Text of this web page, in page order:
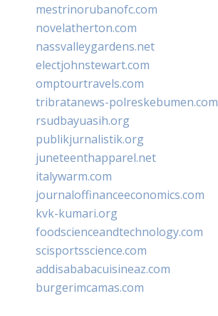
mestrinorubanofc.com
novelatherton.com
nassvalleygardens.net
electjohnstewart.com
omptourtravels.com
tribratanews-polreskebumen.com
rsudbayuasih.org
publikjurnalistik.org
juneteenthapparel.net
italywarm.com
journaloffinanceeconomics.com
kvk-kumari.org
foodscienceandtechnology.com
scisportsscience.com
addisababacuisineaz.com
burgerimcamas.com